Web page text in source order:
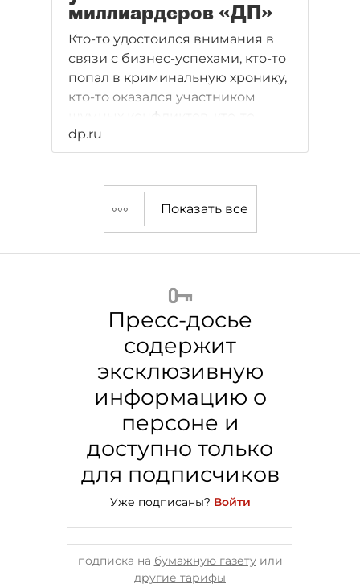
миллиардеров «ДП»
Кто-то удостоился внимания в
связи с бизнес-успехами, кто-то
попал в криминальную хронику,
кто-то оказался участником
шумных конфликтов, кто-то
лишился должности, а кто-то,
наоборот, обрел карьерные
госслужбы.
dp.ru
Показать все
Пресс-досье
содержит
эксклюзивную
информацию о
персоне и
доступно только
для подписчиков
Уже подписаны? Войти
подписка на бумажную газетуили
другие тарифы